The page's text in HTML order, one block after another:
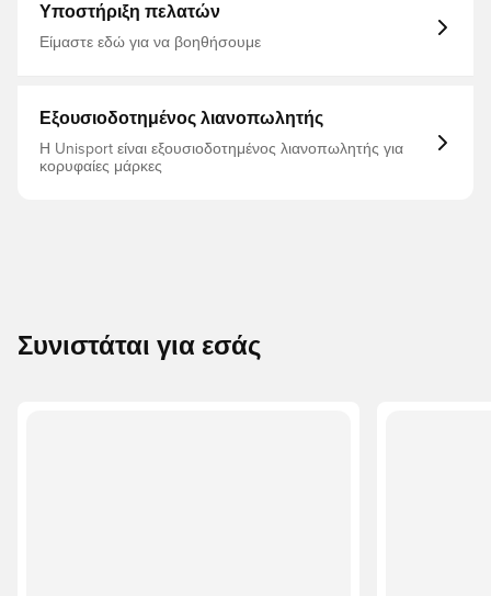
Υποστήριξη πελατών
Είμαστε εδώ για να βοηθήσουμε
Εξουσιοδοτημένος λιανοπωλητής
Η Unisport είναι εξουσιοδοτημένος λιανοπωλητής για
κορυφαίες μάρκες
Συνιστάται για εσάς